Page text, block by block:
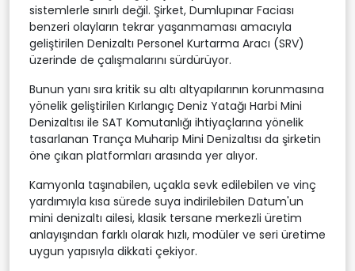
sistemlerle sınırlı değil. Şirket, Dumlupınar Faciası
benzeri olayların tekrar yaşanmaması amacıyla
geliştirilen Denizaltı Personel Kurtarma Aracı (SRV)
üzerinde de çalışmalarını sürdürüyor.
Bunun yanı sıra kritik su altı altyapılarının korunmasına
yönelik geliştirilen Kırlangıç Deniz Yatağı Harbi Mini
Denizaltısı ile SAT Komutanlığı ihtiyaçlarına yönelik
tasarlanan Trança Muharip Mini Denizaltısı da şirketin
öne çıkan platformları arasında yer alıyor.
Kamyonla taşınabilen, uçakla sevk edilebilen ve vinç
yardımıyla kısa sürede suya indirilebilen Datum'un
mini denizaltı ailesi, klasik tersane merkezli üretim
anlayışından farklı olarak hızlı, modüler ve seri üretime
uygun yapısıyla dikkati çekiyor.